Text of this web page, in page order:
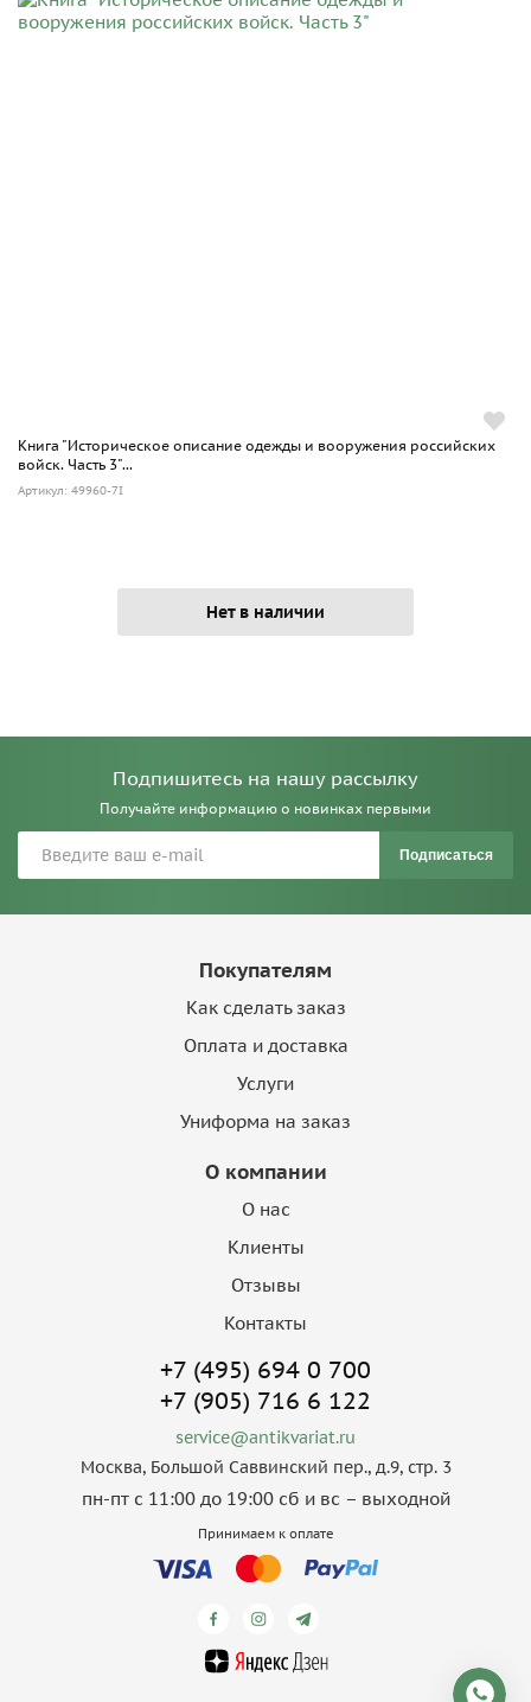
Книга "Историческое описание одежды и вооружения российских
войск. Часть 3"...
Артикул: 49960-7I
Нет в наличии
Подпишитесь на нашу рассылку
Получайте информацию о новинках первыми
Подписаться
Покупателям
Как сделать заказ
Оплата и доставка
Услуги
Униформа на заказ
О компании
О нас
Клиенты
Отзывы
Контакты
+7 (495) 694 0 700
+7 (905) 716 6 122
service@antikvariat.ru
Москва, Большой Саввинский пер., д.9, стр. 3
пн-пт с 11:00 до 19:00 сб и вс – выходной
Принимаем к оплате